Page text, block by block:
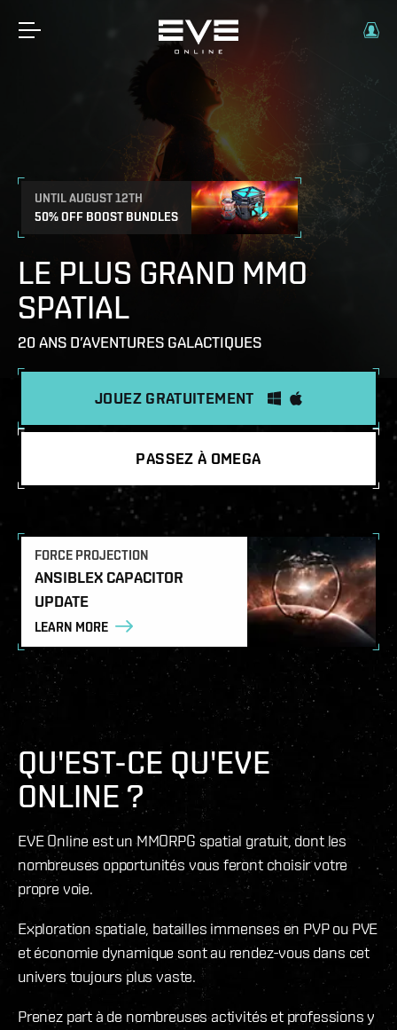
UNTIL AUGUST 12TH
50% OFF BOOST BUNDLES
LE PLUS GRAND MMO
SPATIAL
20 ANS D’AVENTURES GALACTIQUES
JOUEZ GRATUITEMENT
PASSEZ À OMEGA
FORCE PROJECTION
ANSIBLEX CAPACITOR
UPDATE
LEARN MORE
QU'EST-CE QU'EVE
ONLINE ?
EVE Online est un MMORPG spatial gratuit, dont les
nombreuses opportunités vous feront choisir votre
propre voie.
Exploration spatiale, batailles immenses en PVP ou PVE
et économie dynamique sont au rendez-vous dans cet
univers toujours plus vaste.
Prenez part à de nombreuses activités et professions y